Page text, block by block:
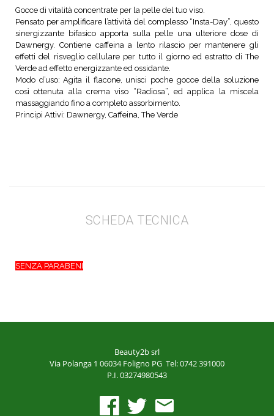
Gocce di vitalità concentrate per la pelle del tuo viso.
Pensato per amplificare l’attività del complesso “Insta-Day”, questo
sinergizzante bifasico apporta sulla pelle una ulteriore dose di
Dawnergy. Contiene caffeina a lento rilascio per mantenere gli
effetti del risveglio cellulare per tutto il giorno ed estratto di The
Verde ad effetto energizzante ed ossidante.
Modo d’uso: Agita il flacone, unisci poche gocce della soluzione
così ottenuta alla crema viso “Radiosa”, ed applica la miscela
massaggiando fino a completo assorbimento.
Principi Attivi: Dawnergy, Caffeina, The Verde
SCHEDA TECNICA
SENZA PARABENI
Beauty2b srl
Via Polanga 1 06034 Foligno PG Tel: 0742 391000
P.I. 03274980543